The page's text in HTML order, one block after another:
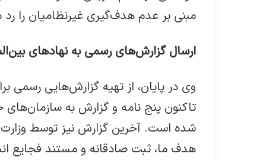
مبنی بر عدم هدف‌گیری غیرنظامیان را
ارسال گزارش‌های رسمی به نهادهای
وی در پایان، از تهیه گزارش‌هایی رسمی
تاکنون پنج نامه و گزارش به
شده است. آخرین گزارش نیز توسط
هدف ما، ثبت صادقانه و مستند فجایع